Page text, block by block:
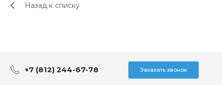
Назад к списку
+7 (812) 244-67-78 Заказать звонок